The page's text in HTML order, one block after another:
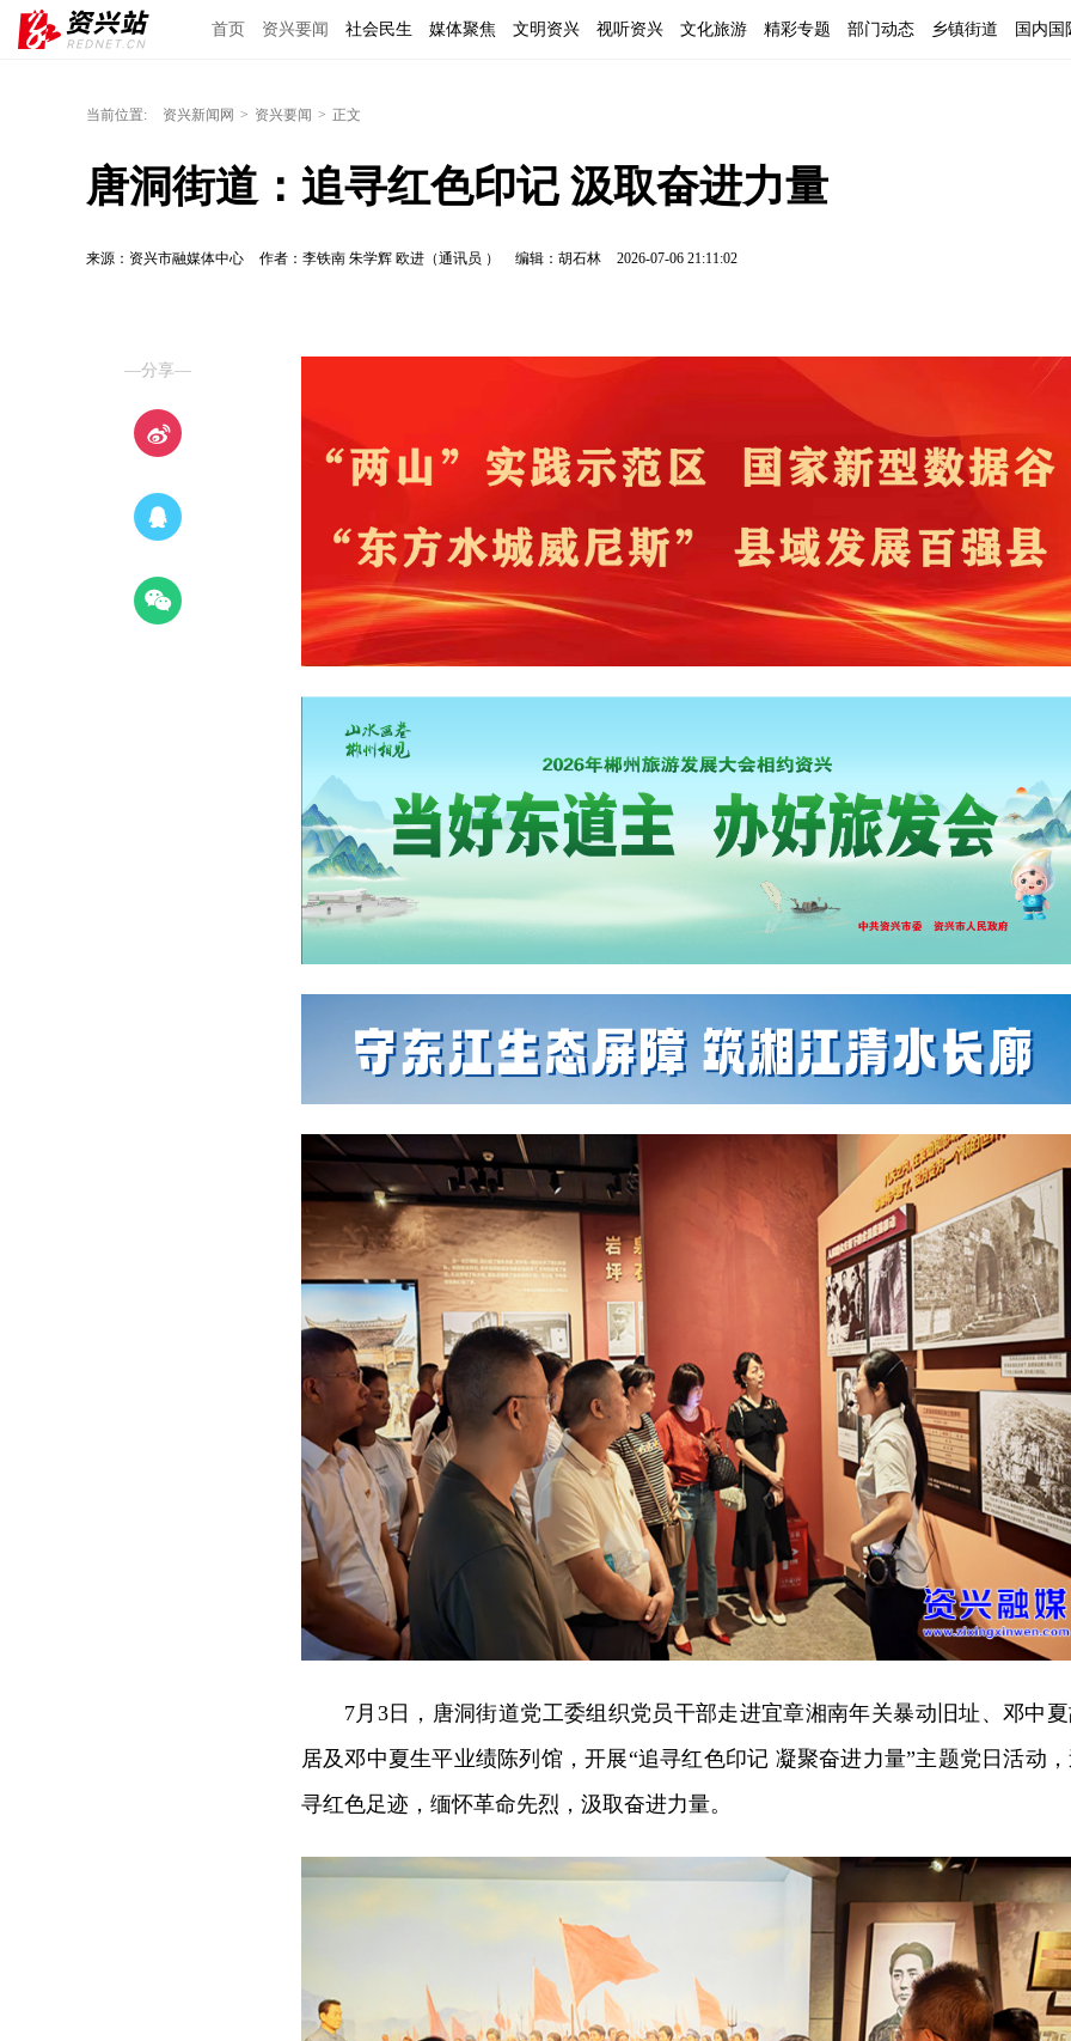
首页 资兴要闻 社会民生 媒体聚焦 文明资兴 视听资兴 文化旅游 精彩专题 部门动态 乡镇街道 国内国
当前位置: 资兴新闻网 > 资兴要闻 > 正文
唐洞街道：追寻红色印记 汲取奋进力量
来源：资兴市融媒体中心 作者：李铁南 朱学辉 欧进（通讯员 ） 编辑：胡石林 2026-07-06 21:11:02
—分享—
7月3日，唐洞街道党工委组织党员干部走进宜章湘南年关暴动旧址、邓中
居及邓中夏生平业绩陈列馆，开展“追寻红色印记 凝聚奋进力量”主题党日活动
寻红色足迹，缅怀革命先烈，汲取奋进力量。